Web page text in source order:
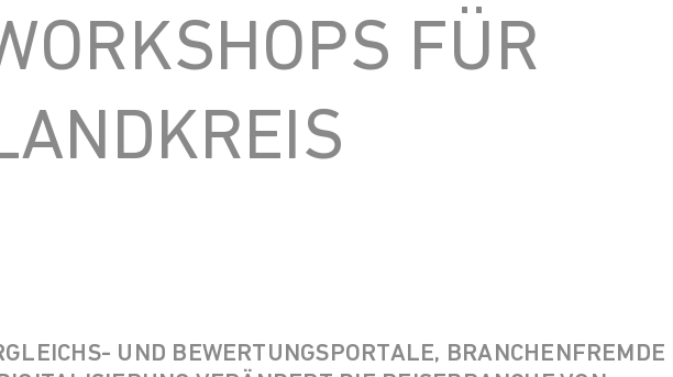
FÜR
UND BEWERTUNGSPORTALE, BRANCHENFREMDE